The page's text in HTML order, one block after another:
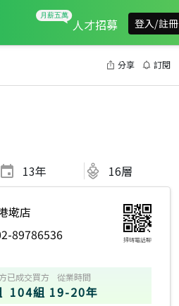
人才招募 登入/註冊
分享 訂閱
13年 16層
墘店
89786536 掃碼電話聊
已成交買方
104組
從業時間
19-20年